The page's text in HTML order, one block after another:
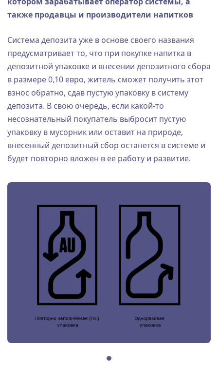
также продавцы и производители напитков
Система депозита уже в основе своего названия
предусматривает то, что при покупке напитка в
депозитной упаковке и внесении депозитного сбора
в размере 0,10 евро, житель сможет получить этот
взнос обратно, сдав пустую упаковку в систему
депозита. В свою очередь, если какой-то
несознательный покупатель выбросит пустую
упаковку в мусорник или оставит на природе,
внесенный депозитный сбор останется в системе и
будет повторно вложен в ее работу и развитие.